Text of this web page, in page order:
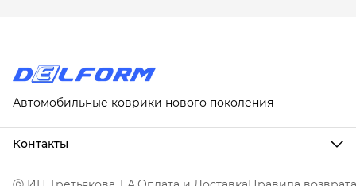
Автомобильные коврики нового поколения
Контакты